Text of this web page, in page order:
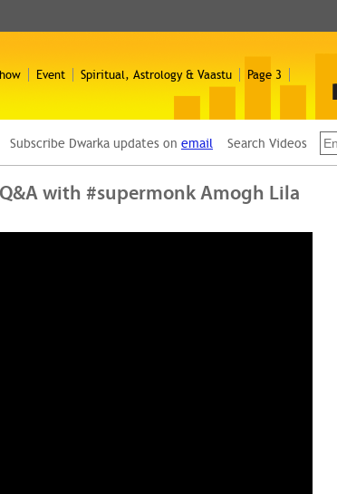
Event Spiritual, Astrology & Vaastu
Page 3
Subscribe Dwarka updates on email Search Videos
Q&A with #supermonk Amogh Lila